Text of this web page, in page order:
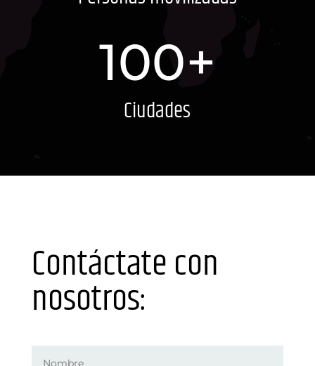
100+
Ciudades
Contáctate con
nosotros: